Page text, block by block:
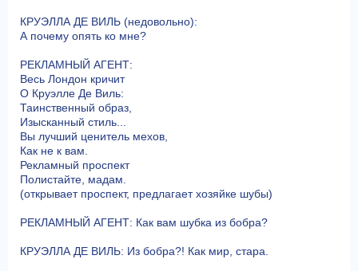
КРУЭЛЛА ДЕ ВИЛЬ (недовольно):
А почему опять ко мне?
РЕКЛАМНЫЙ АГЕНТ:
Весь Лондон кричит
О Круэлле Де Виль:
Таинственный образ,
Изысканный стиль...
Вы лучший ценитель мехов,
Как не к вам.
Рекламный проспект
Полистайте, мадам.
(открывает проспект, предлагает хозяйке шубы)
РЕКЛАМНЫЙ АГЕНТ: Как вам шубка из бобра?
КРУЭЛЛА ДЕ ВИЛЬ: Из бобра?! Как мир, стара.